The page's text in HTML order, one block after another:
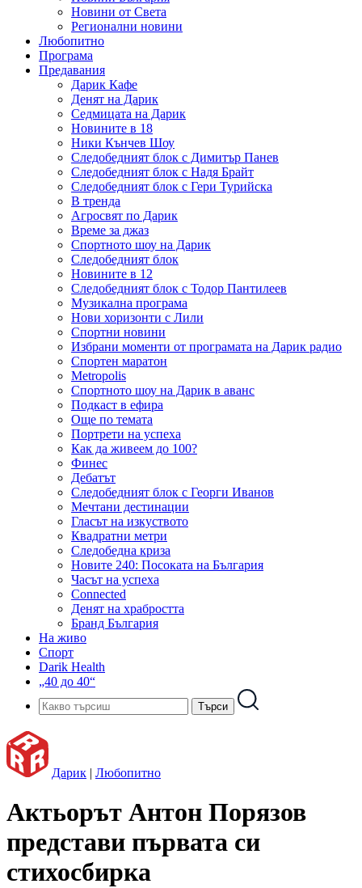
Новини от Света
Регионални новини
Любопитно
Програма
Предавания
Дарик Кафе
Денят на Дарик
Седмицата на Дарик
Новините в 18
Ники Кънчев Шоу
Следобедният блок с Димитър Панев
Следобедният блок с Надя Брайт
Следобедният блок с Гери Турийска
В тренда
Агросвят по Дарик
Време за джаз
Спортното шоу на Дарик
Следобедният блок
Новините в 12
Следобедният блок с Тодор Пантилеев
Музикална програма
Нови хоризонти с Лили
Спортни новини
Избрани моменти от програмата на Дарик радио
Спортен маратон
Metropolis
Спортното шоу на Дарик в аванс
Подкаст в ефира
Още по темата
Портрети на успеха
Как да живеем до 100?
Финес
Дебатът
Следобедният блок с Георги Иванов
Мечтани дестинации
Гласът на изкуството
Квадратни метри
Следобедна криза
Новите 240: Посоката на България
Часът на успеха
Connected
Денят на храбростта
Бранд България
На живо
Спорт
Darik Health
„40 до 40“
Дарик | Любопитно
Актьорът Антон Порязов
представи първата си
стихосбирка